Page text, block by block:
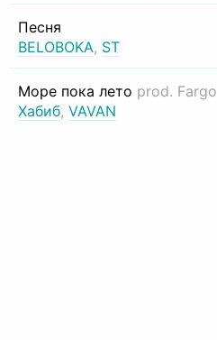
Песня
BELOBOKA, ST
Море пока лето prod. Fargo
Хабиб, VAVAN